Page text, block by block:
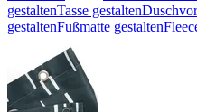
gestaltenTasse gestalten
gestaltenFußmatte gestalten